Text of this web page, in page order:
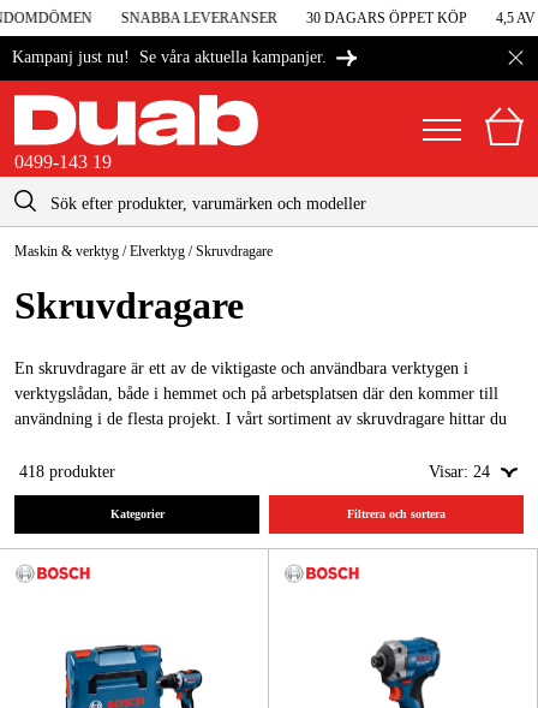
SNABBA LEVERANSER 30 DAGARS ÖPPET KÖP 4,5 AV 5
Kampanj just nu! Se våra aktuella kampanjer.
0499-143 19
Sverige
Danmark
Suomi
Norge
Maskiner & verktyg
Garage & verkstad
Maskintillbehör & förbrukning
Arbetskläder & skydd
El & bygg
Skog & trädgård
Kampanjer
kontakt@duab.se
Maskin & verktyg /Elverktyg /Skruvdragare
Skruv­dragare
En skruvdragare är ett av de viktigaste och användbara verktygen i
verktygslådan, både i hemmet och på arbetsplatsen där den kommer till
användning i de flesta projekt. I vårt sortiment av skruvdragare hittar du
Makita, Bosch och Metabo.
När du behöver något kraftfullare är
tryckluftsdrivna skruvdragare
418 produkter Visar: 24
Kategorier Filtrera och sortera